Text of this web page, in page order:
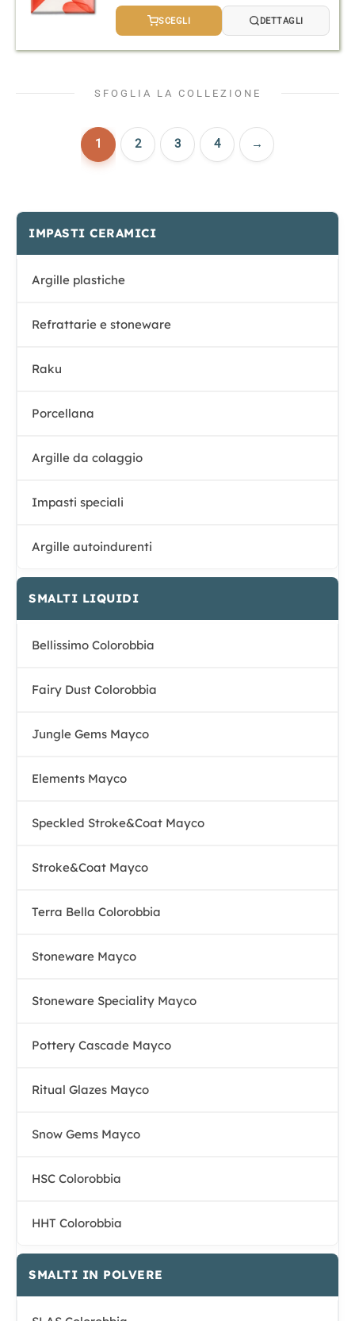
IMPASTI CERAMICI
Argille plastiche
Refrattarie e stoneware
Raku
Porcellana
Argille da colaggio
Impasti speciali
Argille autoindurenti
SMALTI LIQUIDI
Bellissimo Colorobbia
Fairy Dust Colorobbia
Jungle Gems Mayco
Elements Mayco
Speckled Stroke&Coat Mayco
Stroke&Coat Mayco
Terra Bella Colorobbia
Stoneware Mayco
Stoneware Speciality Mayco
Pottery Cascade Mayco
Ritual Glazes Mayco
Snow Gems Mayco
HSC Colorobbia
HHT Colorobbia
SMALTI IN POLVERE
prezzo:
SCEGLI DETTAGLI
SFOGLIA LA COLLEZIONE
1 2 3 4 →